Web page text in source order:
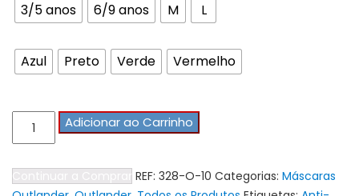
3/5 anos 6/9 anos M L
Azul Preto Verde Vermelho
Quantidade
de
Adicionar ao Carrinho
Continuar a Comprar REF: 328-O-10 Categorias: Máscaras